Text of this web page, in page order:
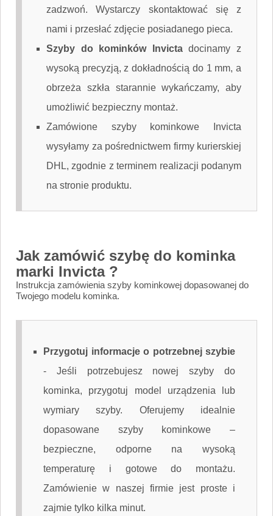
zadzwoń. Wystarczy skontaktować się z
nami i przesłać zdjęcie posiadanego pieca.
Szyby do kominków Invictadocinamy z
wysoką precyzją, z dokładnością do 1 mm, a
obrzeża szkła starannie wykańczamy, aby
umożliwić bezpieczny montaż.
Zamówione szyby kominkowe Invicta
wysyłamy za pośrednictwem firmy kurierskiej
DHL, zgodnie z terminem realizacji podanym
na stronie produktu.
Jak zamówić szybę do kominka
marki Invicta ?
Instrukcja zamówienia szyby kominkowej dopasowanej do
Twojego modelu kominka.
Przygotuj informacje o potrzebnej szybie
- Jeśli potrzebujesz nowej szyby do
kominka, przygotuj model urządzenia lub
wymiary szyby. Oferujemy idealnie
dopasowane szyby kominkowe –
bezpieczne, odporne na wysoką
temperaturę i gotowe do montażu.
Zamówienie w naszej firmie jest proste i
zajmie tylko kilka minut.